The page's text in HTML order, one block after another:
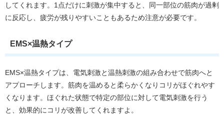
してくれます。1点だけに刺激が集中すると、同一部位の筋肉が過剰
に反応し、疲労が残りやすいこともあるため注意が必要です。
EMS×温熱タイプ
EMS×温熱タイプは、電気刺激と温熱刺激の組み合わせで筋肉へと
アプローチします。筋肉を温めると柔らかくなりコリがほぐれやす
くなります。ほぐれた状態で特定の部位に対して電気刺激を行う
と、効果的にコリが改善してくれますよ。